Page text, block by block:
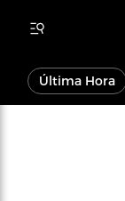
Última Hora